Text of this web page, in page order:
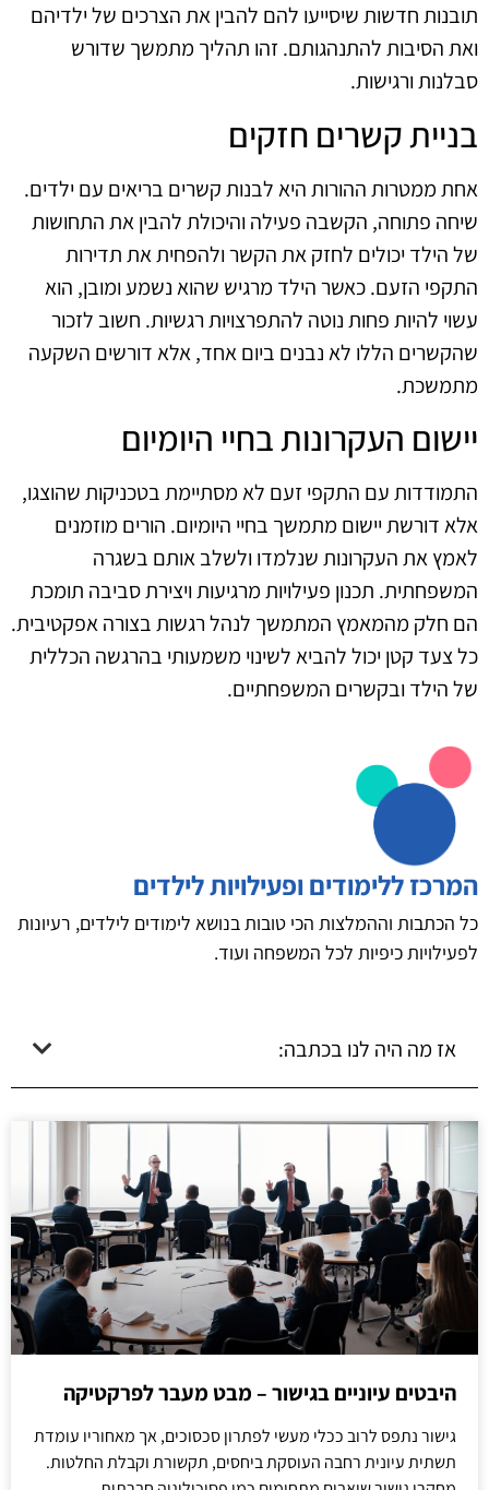
תובנות חדשות שיסייעו להם להבין את הצרכים של ילדיהם
ואת הסיבות להתנהגותם. זהו תהליך מתמשך שדורש
סבלנות ורגישות.
בניית קשרים חזקים
אחת ממטרות ההורות היא לבנות קשרים בריאים עם ילדים.
שיחה פתוחה, הקשבה פעילה והיכולת להבין את התחושות
של הילד יכולים לחזק את הקשר ולהפחית את תדירות
התקפי הזעם. כאשר הילד מרגיש שהוא נשמע ומובן, הוא
עשוי להיות פחות נוטה להתפרצויות רגשיות. חשוב לזכור
שהקשרים הללו לא נבנים ביום אחד, אלא דורשים השקעה
מתמשכת.
יישום העקרונות בחיי היומיום
התמודדות עם התקפי זעם לא מסתיימת בטכניקות שהוצגו,
אלא דורשת יישום מתמשך בחיי היומיום. הורים מוזמנים
לאמץ את העקרונות שנלמדו ולשלב אותם בשגרה
המשפחתית. תכנון פעילויות מרגיעות ויצירת סביבה תומכת
הם חלק מהמאמץ המתמשך לנהל רגשות בצורה אפקטיבית.
כל צעד קטן יכול להביא לשינוי משמעותי בהרגשה הכללית
של הילד ובקשרים המשפחתיים.
המרכז ללימודים ופעילויות לילדים
כל הכתבות וההמלצות הכי טובות בנושא לימודים לילדים, רעיונות
לפעילויות כיפיות לכל המשפחה ועוד.
אז מה היה לנו בכתבה:
היבטים עיוניים בגישור – מבט מעבר לפרקטיקה
גישור נתפס לרוב ככלי מעשי לפתרון סכסוכים, אך מאחוריו עומדת
תשתית עיונית רחבה העוסקת ביחסים, תקשורת וקבלת החלטות.